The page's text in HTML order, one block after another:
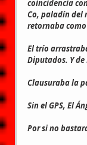
coincidencia
Co, paladín del
retornaba
El trío
Diputados. Y
Clausuraba la
Sin el GPS, El
Por si no